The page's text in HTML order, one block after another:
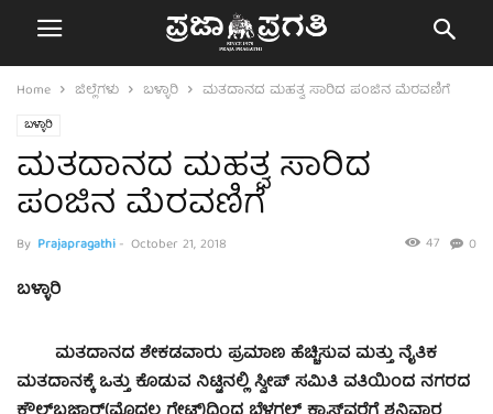
Home ಜಿಲ್ಲೆಗಳು ಬಳ್ಳಾರಿ ಮತದಾನದ ಮಹತ್ವ ಸಾರಿದ ಪಂಜಿನ ಮೆರವಣಿಗೆ
ಬಳ್ಳಾರಿ
ಮತದಾನದ ಮಹತ್ವ ಸಾರಿದ
ಪಂಜಿನ ಮೆರವಣಿಗೆ
By Prajapragathi- October 21, 2018 0
47
ಬಳ್ಳಾರಿ
ಮತದಾನದ ಶೇಕಡವಾರು ಪ್ರಮಾಣ ಹೆಚ್ಚಿಸುವ ಮತ್ತು ನೈತಿಕ
ಮತದಾನಕ್ಕೆ ಒತ್ತು ಕೊಡುವ ನಿಟ್ಟಿನಲ್ಲಿ ಸ್ವೀಪ್ ಸಮಿತಿ ವತಿಯಿಂದ ನಗರದ